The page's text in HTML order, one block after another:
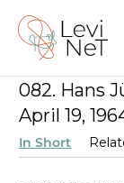
Skip
content
082. Hans
April 19,
In Short